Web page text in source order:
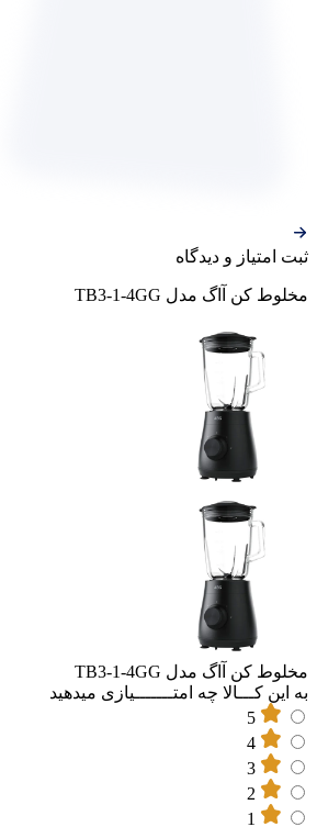
ثبت‌ امتیاز‌ و‌ دیدگاه
مخلوط کن آاگ مدل TB3-1-4GG
مخلوط کن آاگ مدل TB3-1-4GG
به این کـــالا چه امتـــــــیازی میدهید